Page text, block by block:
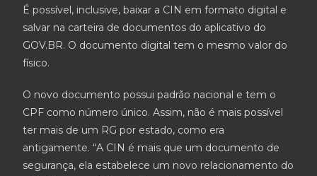
É possível, inclusive, baixar a CIN em formato digital e
salvar na carteira de documentos do aplicativo do
GOV.BR. O documento digital tem o mesmo valor do
físico.
O novo documento possui padrão nacional e tem o
CPF como número único. Assim, não é mais possível
ter mais de um RG por estado, como era
antigamente. “A CIN é mais que um documento de
segurança, ela estabelece um novo relacionamento do